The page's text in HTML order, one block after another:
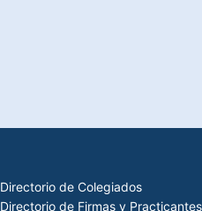
Directorio de Colegiados
Directorio de Firmas y Practicantes